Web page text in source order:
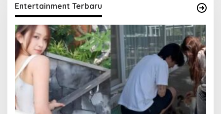
Entertainment Terbaru